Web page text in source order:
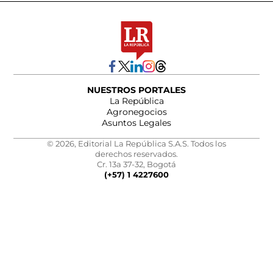
NUESTROS PORTALES
La República
Agronegocios
Asuntos Legales
© 2026, Editorial La República S.A.S. Todos los
derechos reservados.
Cr. 13a 37-32, Bogotá
(+57) 1 4227600